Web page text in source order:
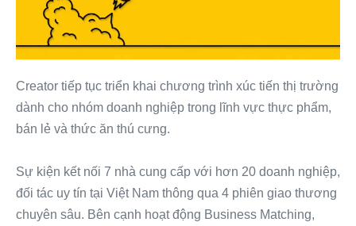
Creator tiếp tục triển khai chương trình xúc tiến thị trường
dành cho nhóm doanh nghiệp trong lĩnh vực thực phẩm,
bán lẻ và thức ăn thú cưng.
Sự kiện kết nối 7 nhà cung cấp với hơn 20 doanh nghiệp,
đối tác uy tín tại Việt Nam thông qua 4 phiên giao thương
chuyên sâu. Bên cạnh hoạt động Business Matching,